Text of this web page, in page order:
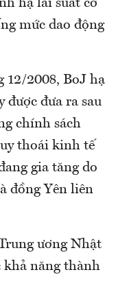
hạ lãi suất cơ
mức dao động
12/2008, BoJ hạ
được đưa ra sau
chính sách
thoái kinh tế
gia tăng do
đồng Yên liên
ương Nhật
khả năng thành